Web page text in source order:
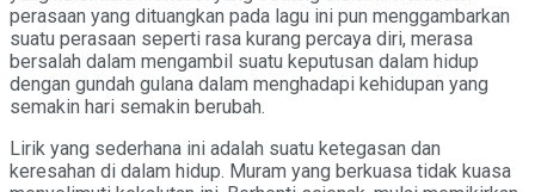
perasaan yang dituangkan pada lagu ini pun menggambarkan
suatu perasaan seperti rasa kurang percaya diri, merasa
bersalah dalam mengambil suatu keputusan dalam hidup
dengan gundah gulana dalam menghadapi kehidupan yang
semakin hari semakin berubah.
Lirik yang sederhana ini adalah suatu ketegasan dan
keresahan di dalam hidup. Muram yang berkuasa tidak kuasa